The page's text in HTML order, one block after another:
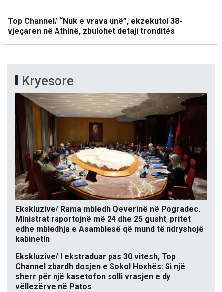
Top Channel/ “Nuk e vrava unë”, ekzekutoi 38-
vjeçaren në Athinë, zbulohet detaji tronditës
Kryesore
Ekskluzive/ Rama mbledh Qeverinë në Pogradec.
Ministrat raportojnë më 24 dhe 25 gusht, pritet
edhe mbledhja e Asamblesë që mund të ndryshojë
kabinetin
Ekskluzive/ I ekstraduar pas 30 vitesh, Top
Channel zbardh dosjen e Sokol Hoxhës: Si një
sherr për një kasetofon solli vrasjen e dy
vëllezërve në Patos